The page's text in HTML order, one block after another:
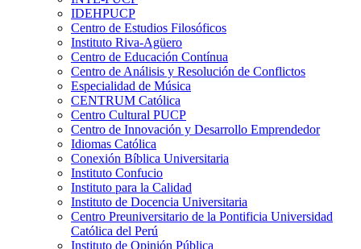
IDEHPUCP
Centro de Estudios Filosóficos
Instituto Riva-Agüero
Centro de Educación Contínua
Centro de Análisis y Resolución de Conflictos
Especialidad de Música
CENTRUM Católica
Centro Cultural PUCP
Centro de Innovación y Desarrollo Emprendedor
Idiomas Católica
Conexión Bíblica Universitaria
Instituto Confucio
Instituto para la Calidad
Instituto de Docencia Universitaria
Centro Preuniversitario de la Pontificia Universidad
Católica del Perú
Instituto de Opinión Pública